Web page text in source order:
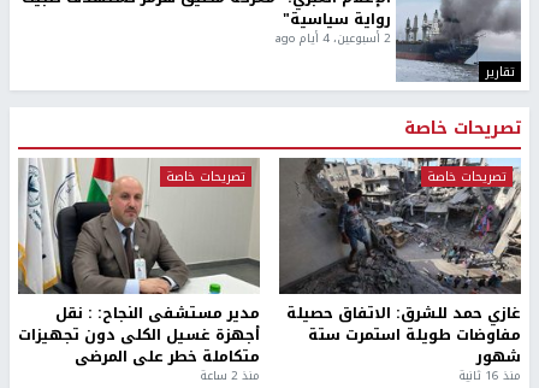
تقارير
رواية سياسية"
2 أسبوعين، 4 أيام ago
تصريحات خاصة
تصريحات خاصة
غازي حمد للشرق: الاتفاق حصيلة
مفاوضات طويلة استمرت ستة
شهور
منذ 16 ثانية
تصريحات خاصة
مدير مستشفى النجاح: : نقل
أجهزة غسيل الكلى دون تجهيزات
متكاملة خطر على المرضى
منذ 2 ساعة